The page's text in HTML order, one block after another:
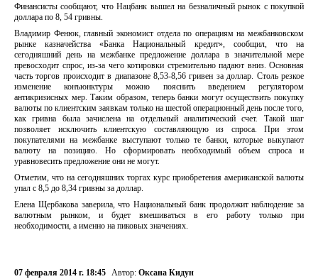
Финансисты сообщают, что Нацбанк вышел на безналичный рынок с покупкой
доллара по 8, 54 гривны.
Владимир Фенюк, главный экономист отдела по операциям на межбанковском
рынке казначейства «Банка Национальный кредит», сообщил, что на
сегодняшний день на межбанке предложение доллара в значительной мере
превосходит спрос, из-за чего котировки стремительно падают вниз. Основная
часть торгов происходит в диапазоне 8,53-8,56 гривен за доллар. Столь резкое
изменение конъюнктуры можно пояснить введением регулятором
антикризисных мер. Таким образом, теперь банки могут осуществить покупку
валюты по клиентским заявкам только на шестой операционный день после того,
как гривна была зачислена на отдельный аналитический счет. Такой шаг
позволяет исключить клиентскую составляющую из спроса. При этом
покупателями на межбанке выступают только те банки, которые выкупают
валюту на позицию. Но сформировать необходимый объем спроса и
уравновесить предложение они не могут.
Отметим, что на сегодняшних торгах курс приобретения американской валюты
упал с 8,5 до 8,34 гривны за доллар.
Елена Щербакова заверила, что Национальный банк продолжит наблюдение за
валютным рынком, и будет вмешиваться в его работу только при
необходимости, а именно на пиковых значениях.
07 февраля 2014 г. 18:45 Автор: Оксана Кидун